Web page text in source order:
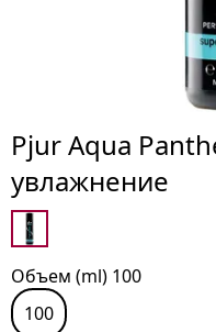
Pjur Aqua
увлажнение
Объем (ml) 100
100